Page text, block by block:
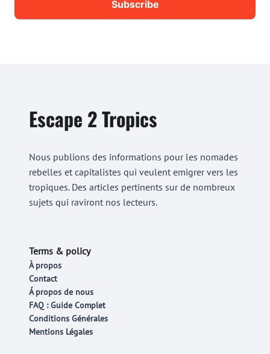
Escape 2 Tropics
Nous publions des informations pour les nomades
rebelles et capitalistes qui veulent emigrer vers les
tropiques. Des articles pertinents sur de nombreux
sujets qui raviront nos lecteurs.
Terms & policy
À propos
Contact
Á propos de nous
FAQ : Guide Complet
Conditions Générales
Mentions Légales